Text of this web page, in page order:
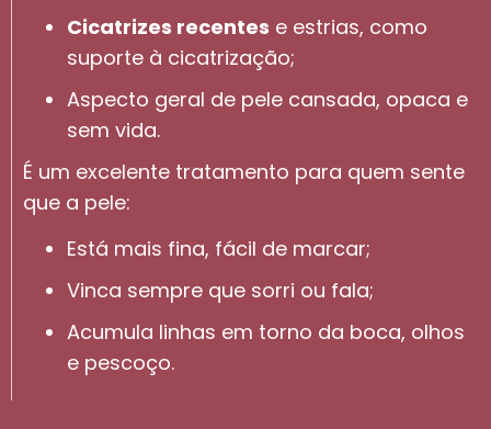
Cicatrizes recentes e estrias, como
suporte à cicatrização;
Aspecto geral de pele cansada, opaca e
sem vida.
É um excelente tratamento para quem sente
que a pele:
Está mais fina, fácil de marcar;
Vinca sempre que sorri ou fala;
Acumula linhas em torno da boca, olhos
e pescoço.